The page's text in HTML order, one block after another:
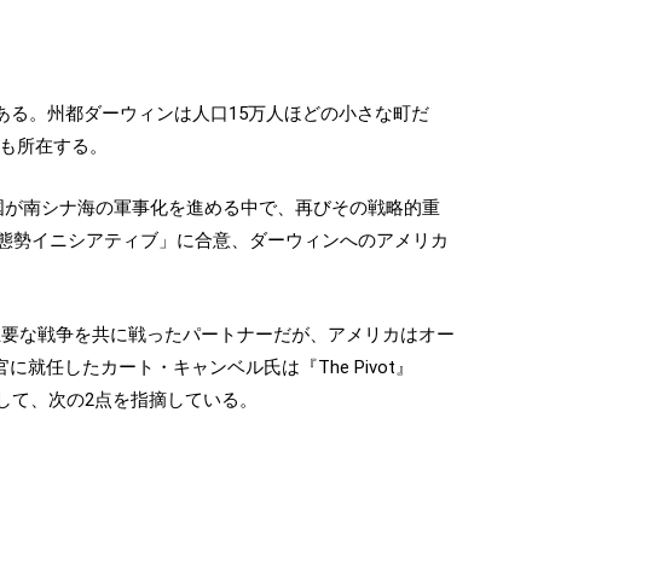
。州都ダーウィンは人口15万人ほどの小さな町だ
所在する。
南シナ海の軍事化を進める中で、再びその戦略的重
イニシアティブ」に合意、ダーウィンへのアメリカ
な戦争を共に戦ったパートナーだが、アメリカはオー
就任したカート・キャンベル氏は『The Pivot』
、次の2点を指摘している。